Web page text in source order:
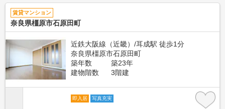
賃貸マンション
奈良県橿原市石原田町
近鉄大阪線（近畿）/耳成駅 徒歩1分
奈良県橿原市石原田町
築年数
築23年
建物階数
3階建
即入居 写真充実